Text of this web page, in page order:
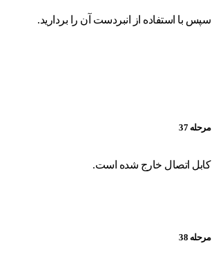
سپس با استفاده از انبردست آن را بردارید.
مرحله 37
کابل اتصال خارج شده است.
مرحله 38